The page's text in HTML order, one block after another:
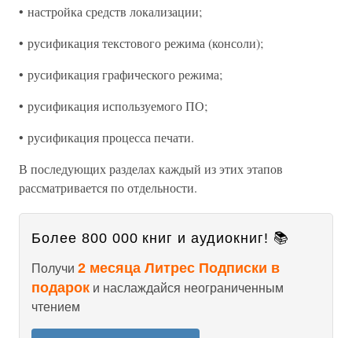
• настройка средств локализации;
• русификация текстового режима (консоли);
• русификация графического режима;
• русификация используемого ПО;
• русификация процесса печати.
В последующих разделах каждый из этих этапов
рассматривается по отдельности.
Более 800 000 книг и аудиокниг! 📚
Получи 2 месяца Литрес Подписки в
подарок и наслаждайся неограниченным
чтением